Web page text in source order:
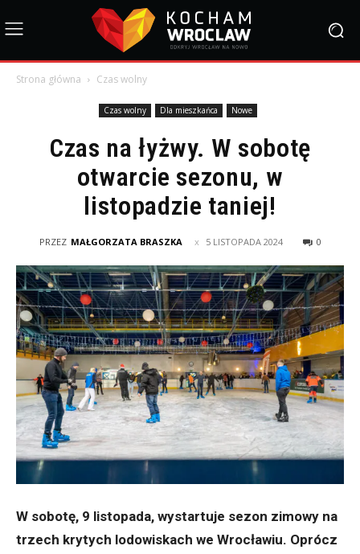
Strona główna Czas wolny
Czas wolny Dla mieszkańca Nowe
Czas na łyżwy. W sobotę
otwarcie sezonu, w
listopadzie taniej!
PRZEZ MAŁGORZATA BRASZKA 5 LISTOPADA 2024 0
W sobotę, 9 listopada, wystartuje sezon zimowy na
trzech krytych lodowiskach we Wrocławiu. Oprócz